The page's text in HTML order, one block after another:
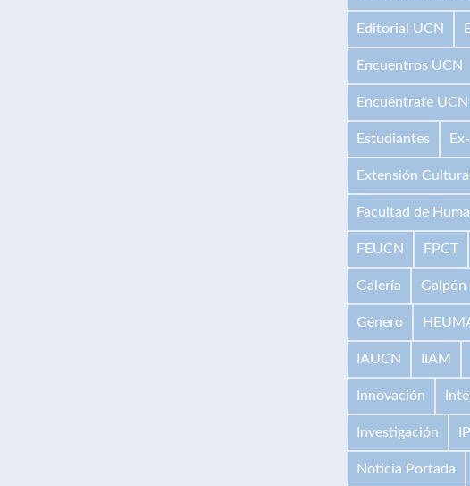
Editorial UCN
Encuentros UCN
Encuéntrate UCN
Estudiantes
Extensión Cultural
Facultad de
FEUCN FPCT
Galería Galpón
Género
IAUCN IIAM
Innovación
Investigación
Noticia Portada